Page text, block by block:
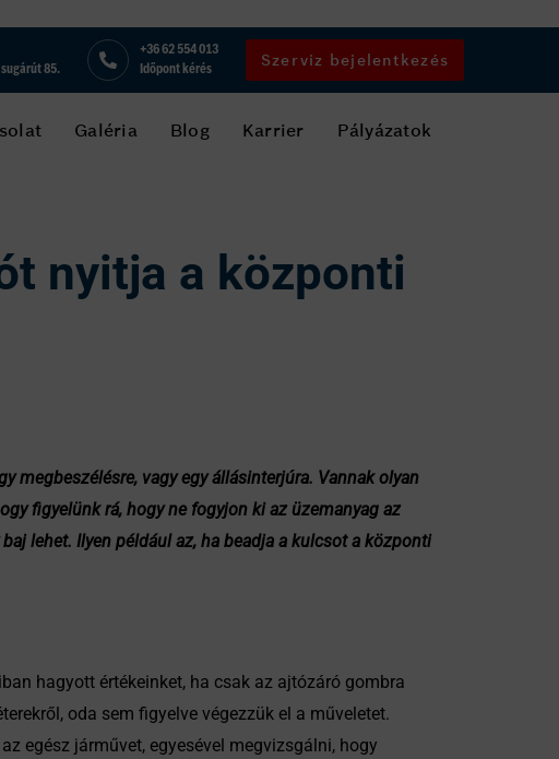
85.
+36 62 554 013
Időpont kérés
Szerviz bejelentkezés
Galéria Blog Karrier Pályázatok
nyitja a központi
megbeszélésre, vagy egy állásinterjúra. Vannak olyan
figyelünk rá, hogy ne fogyjon ki az üzemanyag az
lehet. Ilyen például az, ha beadja a kulcsot a központi
hagyott értékeinket, ha csak az ajtózáró gombra
oda sem figyelve végezzük el a műveletet.
egész járművet, egyesével megvizsgálni, hogy